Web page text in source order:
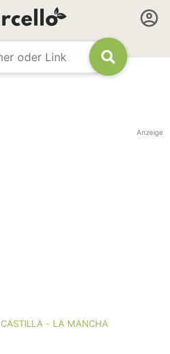
Anzeige
CASTILLA - LA MANCHA